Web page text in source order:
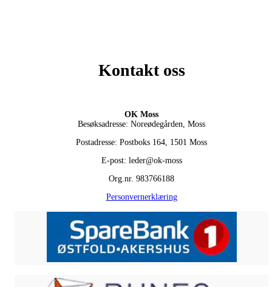
Kontakt oss
OK Moss
Besøksadresse: Noreødegården, Moss
Postadresse: Postboks 164, 1501 Moss
E-post: leder@ok-moss
Org.nr. 983766188
Personvernerklæring